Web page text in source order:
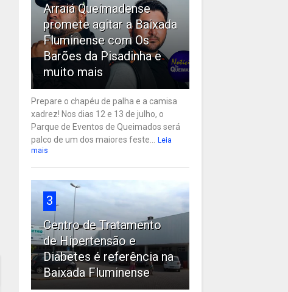
Arraiá Queimadense
promete agitar a Baixada
Fluminense com Os
Barões da Pisadinha e
muito mais
Prepare o chapéu de palha e a camisa
xadrez! Nos dias 12 e 13 de julho, o
Parque de Eventos de Queimados será
palco de um dos maiores feste...
Leia
mais
3
Centro de Tratamento
de Hipertensão e
Diabetes é referência na
Baixada Fluminense